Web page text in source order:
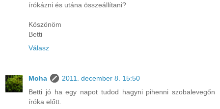
írókázni és utána összeállítani?
Köszönöm
Betti
Válasz
Moha
2011. december 8. 15:50
Betti jó ha egy napot tudod hagyni pihenni szobalevegőn
íróka előtt.